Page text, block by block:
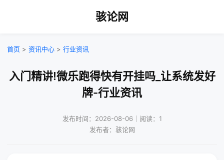
骇论网
首页 > 资讯中心 > 行业资讯
入门精讲!微乐跑得快有开挂吗_让系统发好
牌-行业资讯
发布时间：2026-08-06｜阅读：1
发布者：骇论网